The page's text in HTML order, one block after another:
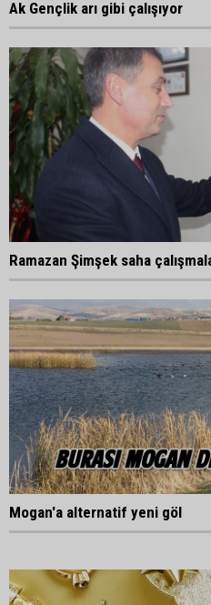
Ak Gençlik arı gibi çalışıyor
Ramazan Şimşek saha
Mogan'a alternatif yeni göl